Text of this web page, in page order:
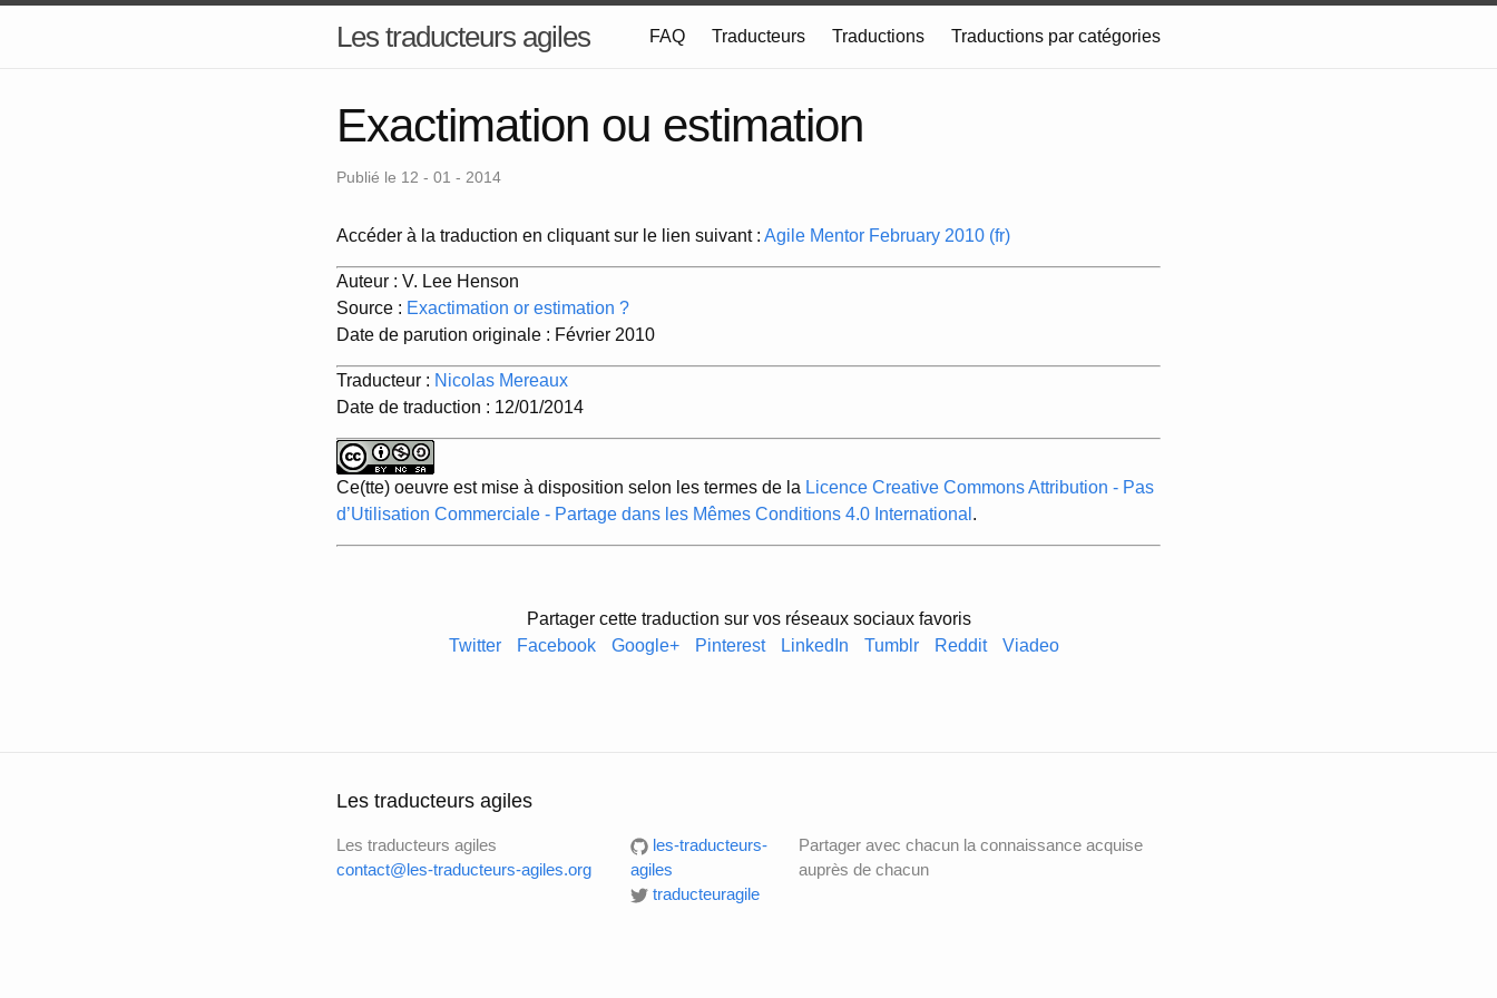
Les traducteurs agiles FAQ Traducteurs Traductions Traductions par catégories
Exactimation ou estimation
Publié le 12 - 01 - 2014
Accéder à la traduction en cliquant sur le lien suivant : Agile Mentor February 2010 (fr)
Auteur : V. Lee Henson
Source : Exactimation or estimation ?
Date de parution originale : Février 2010
Traducteur : Nicolas Mereaux
Date de traduction : 12/01/2014
Ce(tte) oeuvre est mise à disposition selon les termes de la Licence Creative Commons Attribution - Pas
d’Utilisation Commerciale - Partage dans les Mêmes Conditions 4.0 International .
Partager cette traduction sur vos réseaux sociaux favoris
Twitter
Facebook Google+ Pinterest LinkedIn Tumblr Reddit Viadeo
Les traducteurs agiles
Les traducteurs agiles
contact@les-traducteurs-agiles.org
les-traducteurs-
agiles
traducteuragile
Partager avec chacun la connaissance acquise
auprès de chacun